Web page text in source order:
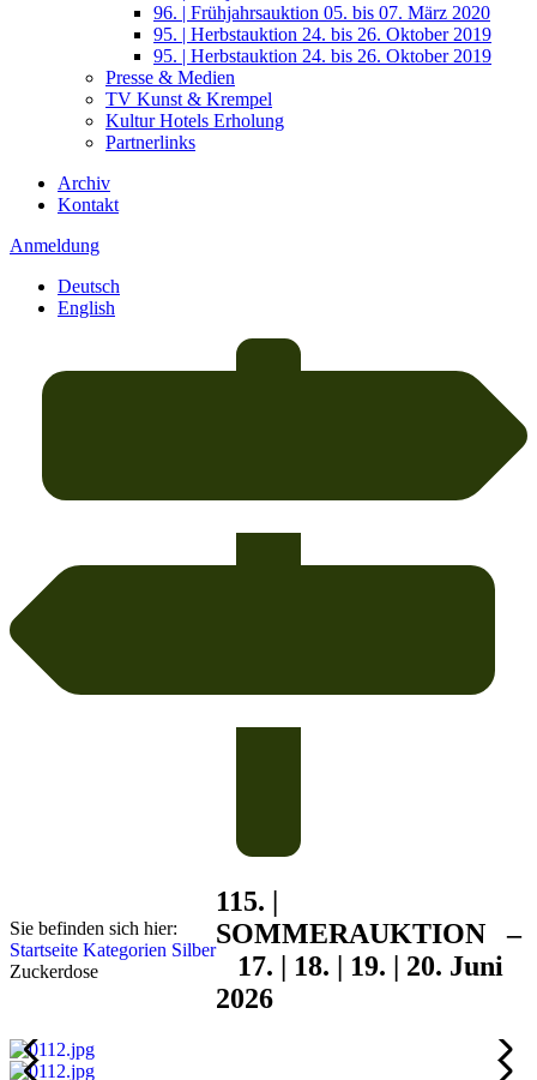
96. | Frühjahrsauktion 05. bis 07. März 2020
95. | Herbstauktion 24. bis 26. Oktober 2019
95. | Herbstauktion 24. bis 26. Oktober 2019
Presse & Medien
TV Kunst & Krempel
Kultur Hotels Erholung
Partnerlinks
Archiv
Kontakt
Anmeldung
Deutsch
English
Sie befinden sich hier:
Startseite Kategorien Silber
Zuckerdose
115. |
SOMMERAUKTION –
17. | 18. | 19. | 20. Juni
2026